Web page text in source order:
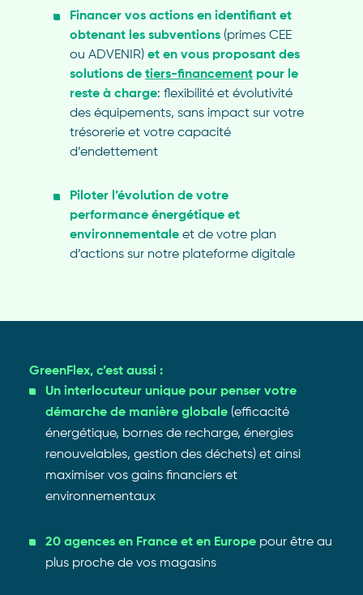
Financer vos actions en identifiant et
obtenant les subventions(primes CEE
ou ADVENIR) et en vous proposant des
solutions de tiers-financementpour le
reste à charge: flexibilité et évolutivité
des équipements, sans impact sur votre
trésorerie et votre capacité
d’endettement
Piloter l’évolution de votre
performance énergétique et
environnementaleet de votre plan
d’actions sur notre plateforme digitale
GreenFlex, c’est aussi :
Un interlocuteur unique pour penser votre
démarche de manière globale (efficacité
énergétique, bornes de recharge, énergies
renouvelables, gestion des déchets) et ainsi
maximiser vos gains financiers et
environnementaux
20 agences en France et en Europe pour être au
plus proche de vos magasins